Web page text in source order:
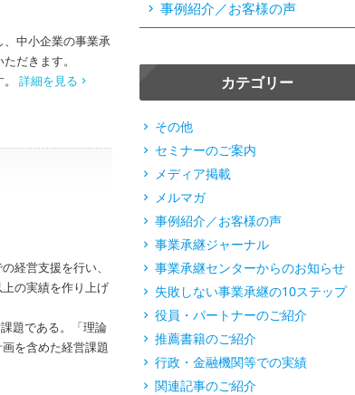
中小企業の事業承
だきます。
詳細を見る
経営支援を行い、
の実績を作り上げ
題である。「理論
を含めた経営課題
事例紹介／お客様の声
カテゴリー
その他
セミナーのご案内
メディア掲載
メルマガ
事例紹介／お客様の声
事業承継ジャーナル
事業承継センターからのお知らせ
失敗しない事業承継の10ステップ
役員・パートナーのご紹介
推薦書籍のご紹介
行政・金融機関等での実績
関連記事のご紹介